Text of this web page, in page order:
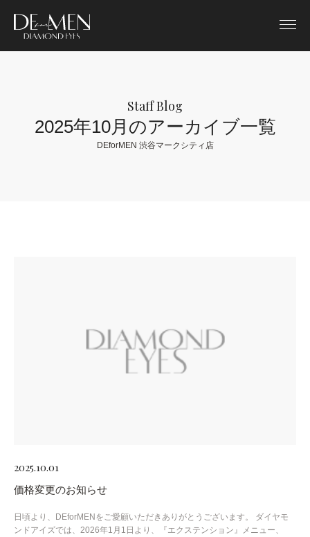
Staff Blog
2025年10月のアーカイブ一覧
DEforMEN 渋谷マークシティ店
2025.10.01
価格変更のお知らせ
日頃より、DEforMENをご愛顧いただきありがとうございます。 ダイヤモ
ンドアイズでは、2026年1月1日より、『エクステンション』メニュー、